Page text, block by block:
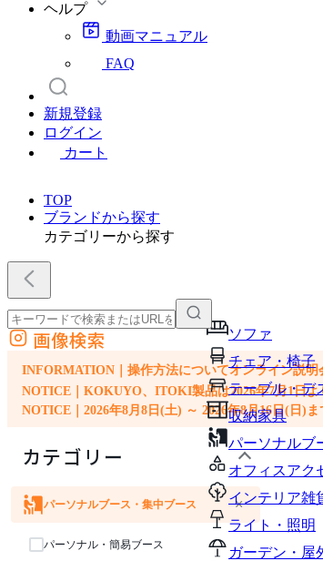
ヘルプ
動画マニュアル
FAQ
新規登録
ログイン
カート
TOP
ブランドから探す
カテゴリーから探す
ソファ
チェア・椅子
テーブル・デ
収納家具
パーソナルブ
オフィスアク
インテリア雑
ライト・照明
ガーデン・屋
外部サイトの商品をカートに追加
他のサイトで見つけた商品ページのURLを貼り付けて、カートに追加できます
画像検索
INFORMATION｜操作方法についてオンライン説明
NOTICE｜KOKUYO、ITOKI製品は2026年7月1日
NOTICE｜2026年8月8日(土) ～ 2026年8月16日(日)
カテゴリー
ソファ
チェア・椅子
テーブル・デスク
収納家具
パーソナルブース・集中ブース ×
パーソナル・簡易ブース